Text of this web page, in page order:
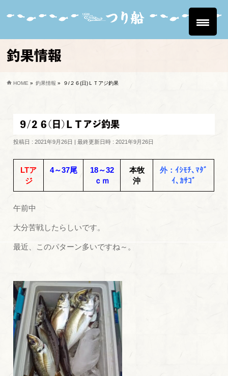
釣果情報
HOME » 釣果情報 » ９/２６(日)ＬＴアジ釣果
９/２６(日)ＬＴアジ釣果
投稿日 : 2021年9月26日 最終更新日時 : 2021年9月26日
LTア
ジ
4～37尾
18～32
ｃｍ
本牧
沖
外：ｲｼﾓﾁ､ﾏﾀﾞ
ｲ､ｶｻｺﾞ
午前中
大分苦戦したらしいです。
最近、このパターン多いですね～。